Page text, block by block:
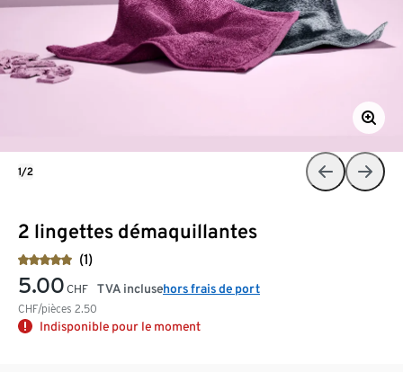
2 lingettes démaquillantes
(1)
5.00 CHF
CHF/pièces 2.50
TVA inclusehors frais de port
Indisponible pour le moment
1/2